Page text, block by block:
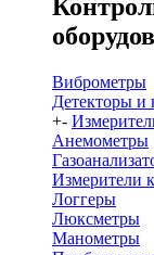
Виброметры
Детекторы и
+-
Анемометры
Измерители
Логгеры
Люксметры
Манометры